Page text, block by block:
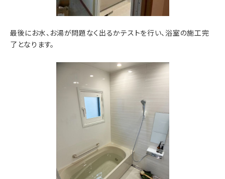
最後にお水、お湯が問題なく出るかテストを行い、浴室の施工完
了となります。